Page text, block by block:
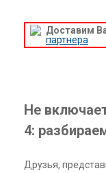
Доставим
партнера
Не
4:
Друзья,